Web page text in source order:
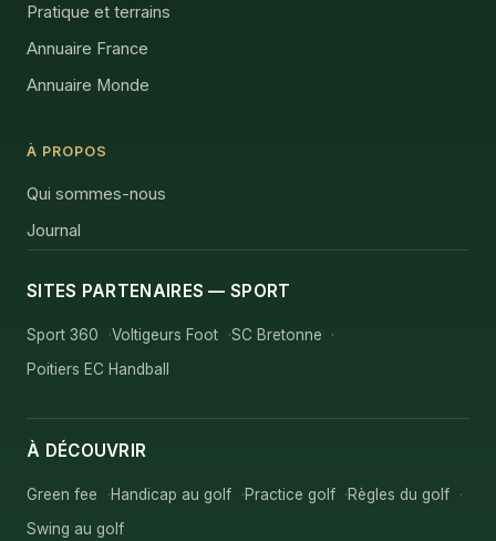
Pratique et terrains
Annuaire France
Annuaire Monde
À PROPOS
Qui sommes-nous
Journal
SITES PARTENAIRES — SPORT
Sport 360 Voltigeurs Foot
SC Bretonne
Poitiers EC Handball
À DÉCOUVRIR
Green fee Handicap au golf Practice golf
Règles du golf
Swing au golf